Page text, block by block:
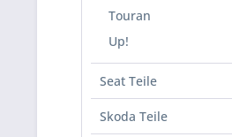
Touran
Up!
Seat Teile
Skoda Teile